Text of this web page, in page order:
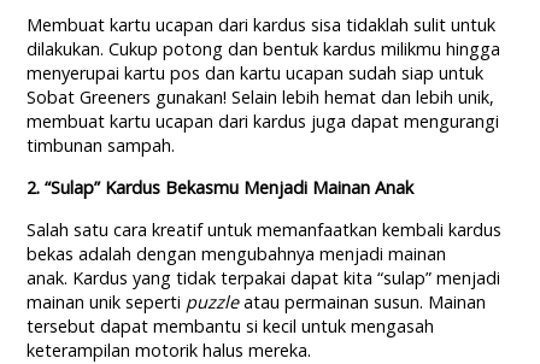
Membuat kartu ucapan dari kardus sisa tidaklah sulit untuk
dilakukan. Cukup potong dan bentuk kardus milikmu hingga
menyerupai kartu pos dan kartu ucapan sudah siap untuk
Sobat Greeners gunakan! Selain lebih hemat dan lebih unik,
membuat kartu ucapan dari kardus juga dapat mengurangi
timbunan sampah.
2. “Sulap” Kardus Bekasmu Menjadi Mainan Anak
Salah satu cara kreatif untuk memanfaatkan kembali kardus
bekas adalah dengan mengubahnya menjadi mainan
anak. Kardus yang tidak terpakai dapat kita “sulap” menjadi
mainan unik seperti puzzleatau permainan susun. Mainan
tersebut dapat membantu si kecil untuk mengasah
keterampilan motorik halus mereka.